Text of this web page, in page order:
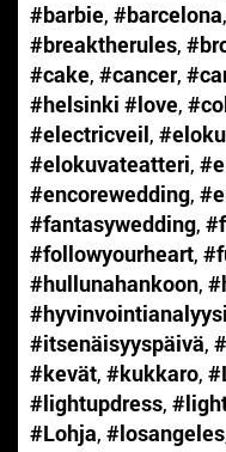
#barbie, #barcelona,
#breaktherules,
#cake, #cancer,
#helsinki #love,
#electricveil,
#elokuvateatteri,
#encorewedding,
#fantasywedding,
#followyourheart,
#hullunahankoon,
#hyvinvointianalyysi
#itsenäisyyspäivä,
#kevät, #kukkaro,
#lightupdress,
#Lohja, #losangeles